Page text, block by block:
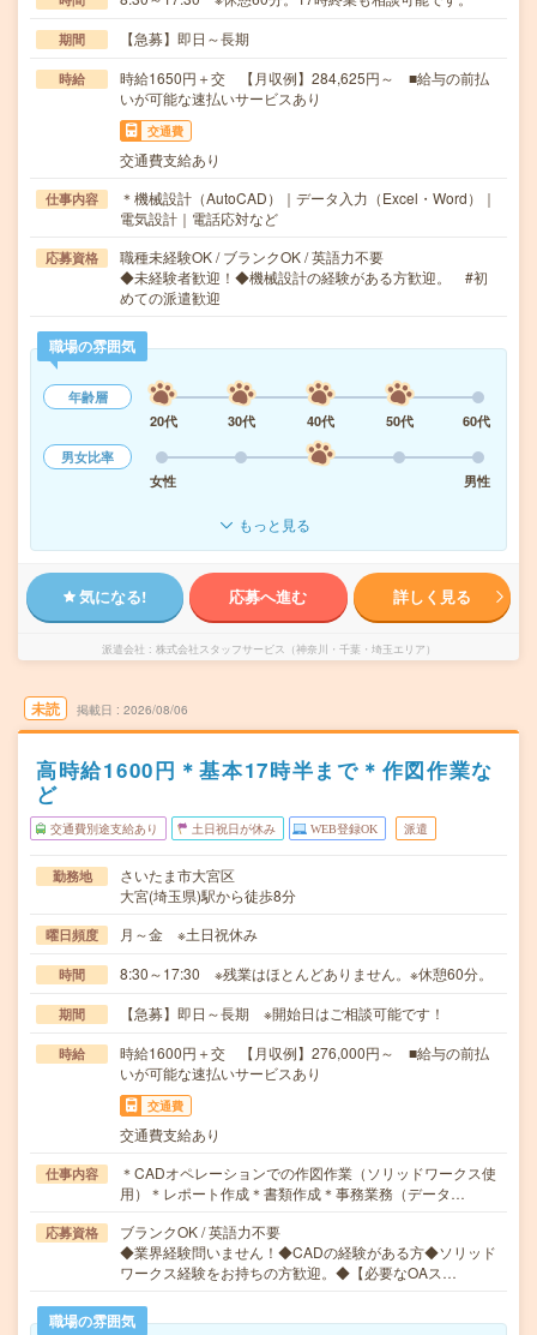
期間 【急募】即日～長期
時給
時給1650円＋交 【月収例】284,625円～ ■給与の前払
いが可能な速払いサービスあり
交通費
交通費支給あり
仕事内容
＊機械設計（AutoCAD）｜データ入力（Excel・Word）｜
電気設計｜電話応対など
応募資格
職種未経験OK / ブランクOK / 英語力不要
◆未経験者歓迎！◆機械設計の経験がある方歓迎。 #初
めての派遣歓迎
職場の雰囲気
年齢層
20代
30代 40代 50代
60代
男女比率
女性
男性
もっと見る
気になる! 応募へ進む 詳しく見る
派遣会社 株式会社スタッフサービス（神奈川・千葉・埼玉エリア）
未読 掲載日 2026/08/06
高時給1600円＊基本17時半まで＊作図作業な
ど
交通費別途支給あり 土日祝日が休み WEB登録OK 派遣
勤務地
さいたま市大宮区
大宮(埼玉県)駅から徒歩8分
曜日頻度 月～金 ※土日祝休み
時間 8:30～17:30 ※残業はほとんどありません。※休憩60分。
期間 【急募】即日～長期 ※開始日はご相談可能です！
時給
時給1600円＋交 【月収例】276,000円～ ■給与の前払
いが可能な速払いサービスあり
交通費
交通費支給あり
仕事内容
＊CADオペレーションでの作図作業（ソリッドワークス使
用）＊レポート作成＊書類作成＊事務業務（データ…
応募資格
ブランクOK / 英語力不要
◆業界経験問いません！◆CADの経験がある方◆ソリッド
ワークス経験をお持ちの方歓迎。◆【必要なOAス…
職場の雰囲気